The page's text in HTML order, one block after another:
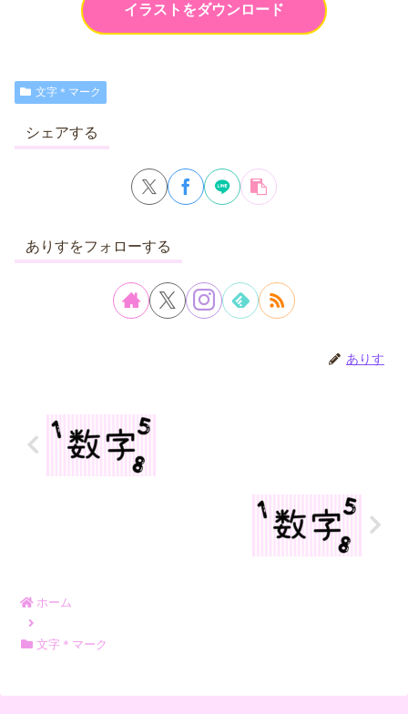
イラストをダウンロード
文字＊マーク
シェアする
ありすをフォローする
ありす
ホーム
文字＊マーク